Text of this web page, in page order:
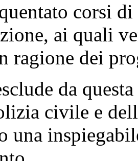
corsi
ai quali
ragione dei
da
civile e
una